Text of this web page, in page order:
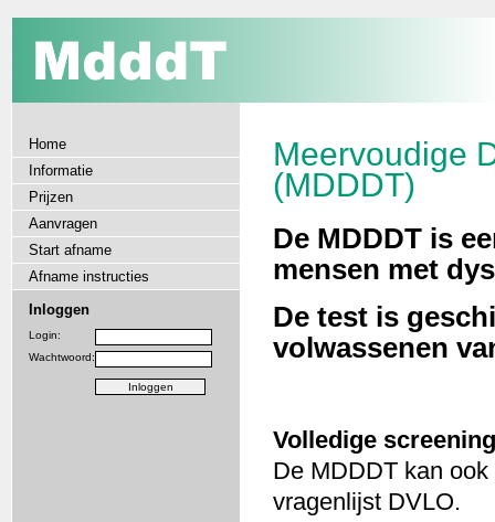
Home
Informatie
Prijzen
Aanvragen
Start afname
Afname instructies
Inloggen
Login:
Wachtwoord:
Meervoudige
(MDDDT)
De MDDDT is
mensen met
De test is
volwassenen
Volledige screening
De MDDDT kan
vragenlijst DVLO.